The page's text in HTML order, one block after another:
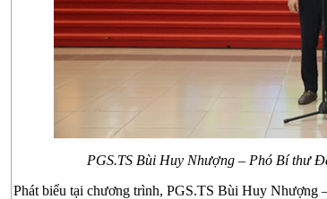
PGS.TS Bùi Huy Nhượng – Phó Bí thư
Phát biểu tại chương trình, PGS.TS Bùi Huy